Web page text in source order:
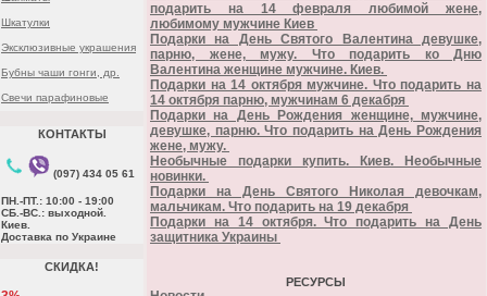
Шкатулки
Эксклюзивные украшения
Бубны чаши гонги, др.
Свечи парафиновые
КОНТАКТЫ
(097) 434 05 61
ПН.-ПТ.: 10:00 - 19:00
СБ.-ВС.: выходной.
Киев.
Доставка по Украине
СКИДКА!
подарить на 14 февраля любимой жене,
любимому мужчине Киев
Подарки на День Святого Валентина девушке,
парню, жене, мужу. Что подарить ко Дню
Валентина женщине мужчине. Киев.
Подарки на 14 октября мужчине. Что подарить на
14 октября парню, мужчинам 6 декабря
Подарки на День Рождения женщине, мужчине,
девушке, парню. Что подарить на День Рождения
жене, мужу.
Необычные подарки купить. Киев. Необычные
новинки.
Подарки на День Святого Николая девочкам,
мальчикам. Что подарить на 19 декабря
Подарки на 14 октября. Что подарить на День
защитника Украины
РЕСУРСЫ